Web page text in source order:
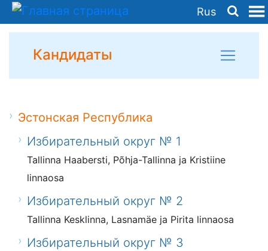
Rus
Кандидаты
Эстонская Республика
Избирательный округ № 1
Tallinna Haabersti, Põhja-Tallinna ja Kristiine
linnaosa
Избирательный округ № 2
Tallinna Kesklinna, Lasnamäe ja Pirita linnaosa
Избирательный округ № 3